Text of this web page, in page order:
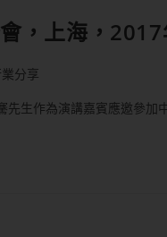
，上海，
分享
生作為演講嘉賓應邀參加